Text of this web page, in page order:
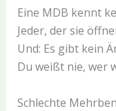
Eine MDB kennt
Jeder, der sie
Und: Es gibt kein
Du weißt nie, wer
Schlechte